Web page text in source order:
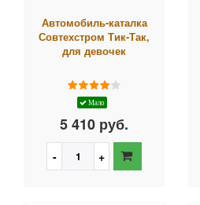
Автомобиль-каталка
Совтехстром Тик-Так,
для девочек
Мало
5 410 руб.